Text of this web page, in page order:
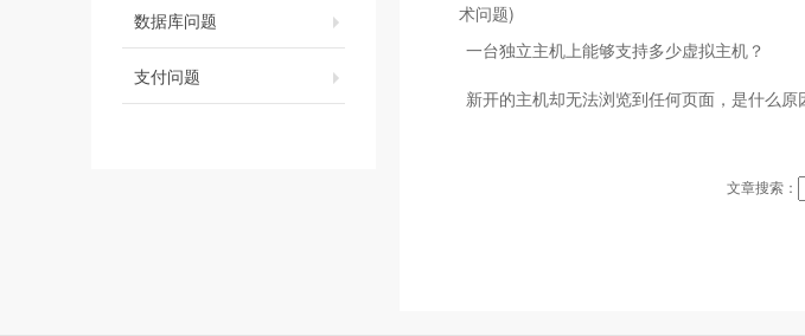
数据库问题
支付问题
术问题)
一台独立主机上能够支持多少虚拟主机？
新开的主机却无法浏览到任何页面，是什么原
文章搜索：